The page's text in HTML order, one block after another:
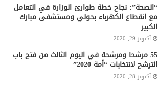
“الصحة”: نجاح خطة طوارئ الوزارة في التعامل
مع انقطاع الكهرباء بحولي ومستشفى مبارك
الكبير
أكتوبر 29, 2020
55 مرشحا ومرشحة في اليوم الثالث من فتح باب
الترشح لانتخابات “أمة 2020”
أكتوبر 28, 2020